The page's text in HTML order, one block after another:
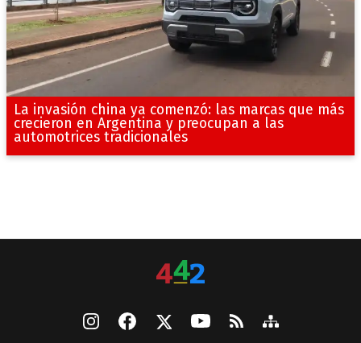
La invasión china ya comenzó: las marcas que más
crecieron en Argentina y preocupan a las
automotrices tradicionales